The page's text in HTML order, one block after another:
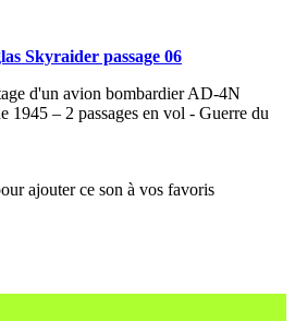
Skyraider passage 06
d'un avion bombardier AD-4N
1945 – 2 passages en vol - Guerre du